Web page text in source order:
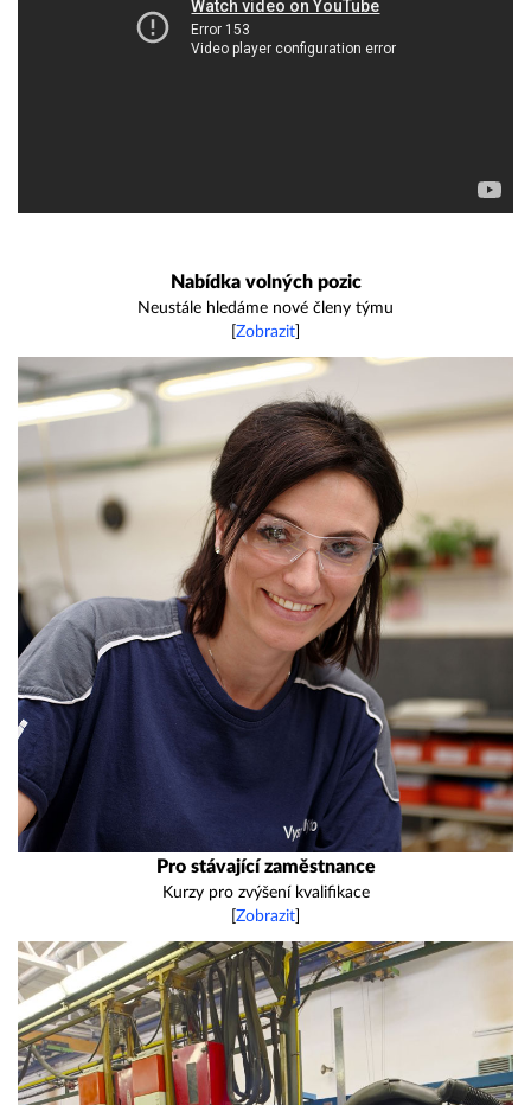
Nabídka volných pozic
Neustále hledáme nové členy týmu
Zobrazit
Pro stávající zaměstnance
Kurzy pro zvýšení kvalifikace
Zobrazit